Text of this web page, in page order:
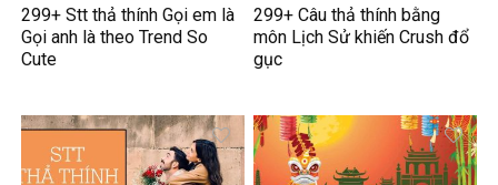
299+ Stt thả thính Gọi em là
Gọi anh là theo Trend So
Cute
299+ Câu thả thính bằng
môn Lịch Sử khiến Crush đổ
gục